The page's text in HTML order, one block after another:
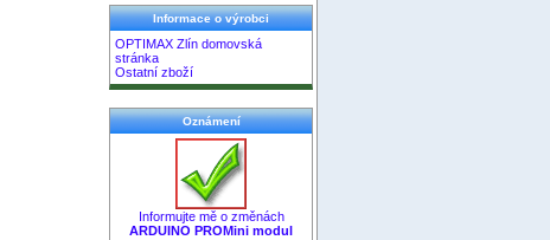
Informace o výrobci
OPTIMAX Zlín domovská
stránka
Ostatní zboží
Oznámení
Informujte mě o změnách
ARDUINO PROMini modul